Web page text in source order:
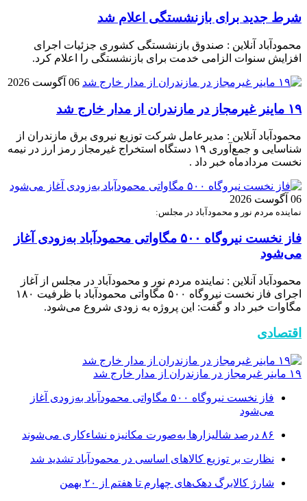
شرط جدید برای بازنشستگی اعلام شد
محمودآباد آنلاین : صندوق بازنشستگی کشوری جزئیات اجرای
افزایش سنوات الزامی خدمت برای بازنشستگی را اعلام کرد.
06 آگوست 2026
۱۹ ماینر غیرمجاز در مازندران از مدار خارج شد
محمودآباد آنلاین : مدیرعامل شرکت توزیع نیروی برق مازندران از
شناسایی و جمع‌آوری ۱۹ دستگاه استخراج غیرمجاز رمز ارز در نیمه
نخست مردادماه خبر داد .
06 آگوست 2026
نماینده مردم نور و محمودآباد در مجلس:
فاز نخست نیروگاه ۵۰۰ مگاواتی محمودآباد به‌زودی آغاز
می‌شود
محمودآباد آنلاین : نماینده مردم نور و محمودآباد در مجلس از آغاز
اجرای فاز نخست نیروگاه ۵۰۰ مگاواتی محمودآباد با ظرفیت ۱۸۰
مگاوات خبر داد و گفت: این پروژه به زودی شروع می‌شود.
اقتصادی
۱۹ ماینر غیرمجاز در مازندران از مدار خارج شد
فاز نخست نیروگاه ۵۰۰ مگاواتی محمودآباد به‌زودی آغاز
می‌شود
۸۶ درصد شالیزارها به‌صورت مکانیزه نشاءکاری می‌شوند
نظارت بر توزیع کالا‌های اساسی در محمودآباد تشدید شد
شارژ کالابرگ دهک‌های چهارم تا هفتم از ۲۰ بهمن